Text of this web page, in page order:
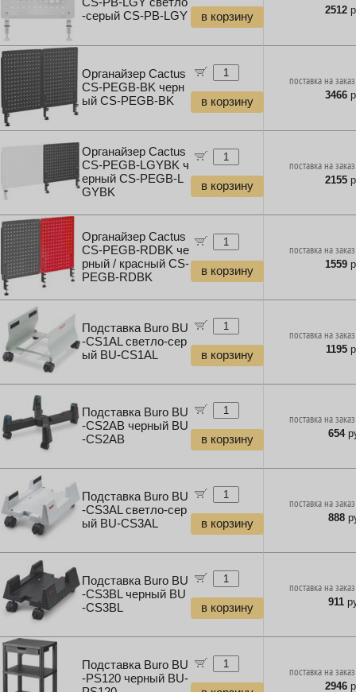
-серый CS-PB-LGY
в корзину
2512
Органайзер Cactus
CS-PEGB-BK черн
ый CS-PEGB-BK
в корзину
поставка на
3466
Органайзер Cactus
CS-PEGB-LGYBK ч
ерный CS-PEGB-L
GYBK
в корзину
поставка на
2155
Органайзер Cactus
CS-PEGB-RDBK че
рный / красный CS-
PEGB-RDBK
в корзину
поставка на
1559
Подставка Buro BU
-CS1AL светло-сер
ый BU-CS1AL
в корзину
поставка на
1195
Подставка Buro BU
-CS2AB черный BU
-CS2AB
в корзину
поставка на
654
Подставка Buro BU
-CS3AL светло-сер
ый BU-CS3AL
в корзину
поставка на
888
Подставка Buro BU
-CS3BL черный BU
-CS3BL
в корзину
поставка на
911
Подставка Buro BU
-PS120 черный BU-
поставка на
2946